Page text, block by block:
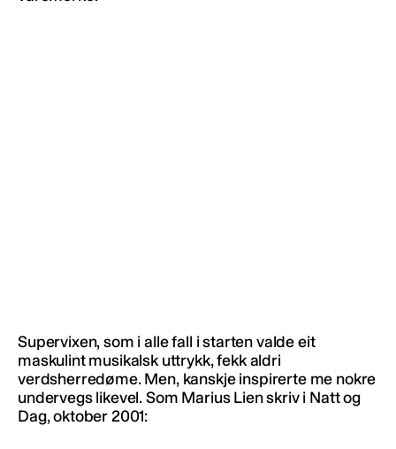
Supervixen, som i alle fall i starten valde eit
maskulint musikalsk uttrykk, fekk aldri
verdsherredøme. Men, kanskje inspirerte me nokre
undervegs likevel. Som Marius Lien skriv i Natt og
Dag, oktober 2001: